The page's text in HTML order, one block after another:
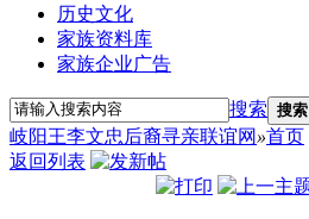
历史文化
家族资料库
家族企业广告
搜索 搜索
岐阳王李文忠后裔寻亲联谊网 »首页
返回列表